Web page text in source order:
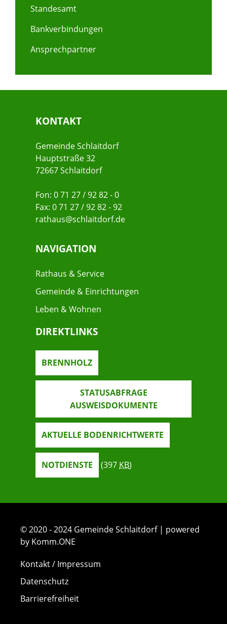
Standesamt
Bankverbindungen
Ansprechpartner
KONTAKT
Gemeinde Schlaitdorf
Hauptstraße 32
72667 Schlaitdorf
Fon: 0 71 27 / 92 82 - 0
Fax: 0 71 27 / 92 82 - 92
rathaus@schlaitdorf.de
NAVIGATION
Rathaus & Service
Gemeinde & Einrichtungen
Leben & Wohnen
DIREKTLINKS
BRENNHOLZ
STATUSABFRAGE
AUSWEISDOKUMENTE
AKTUELLE BODENRICHTWERTE
NOTDIENSTE (397 KB)
© 2020 - 2024 Gemeinde Schlaitdorf | powered
by Komm.ONE
Kontakt / Impressum
Datenschutz
Barrierefreiheit